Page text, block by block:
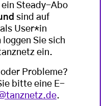
Steady-Abo
sind auf
User*in
Sie sich
ein.
Probleme?
bitte eine E-
.